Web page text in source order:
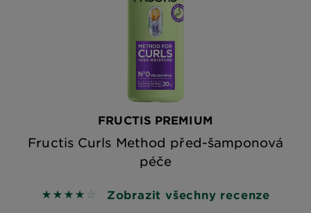
FRUCTIS PREMIUM
Fructis Curls Method před-šamponová
péče
4 out of 5 stars based on reviews
Zobrazit všechny recenze